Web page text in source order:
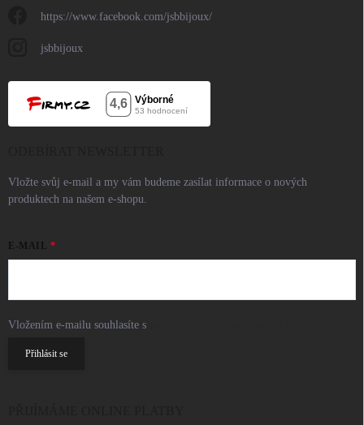
https://www.facebook.com/jsbbijoux/
jsbbijoux
Vložte svůj e-mail a my vám budeme zasílat informace o nových
produktech na našem e-shopu.
E-MAIL
Vložením e-mailu souhlasíte s
Přihlásit se